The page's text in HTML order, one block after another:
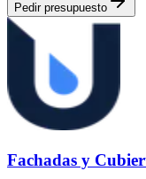
Pedir presupuesto
Fachadas y